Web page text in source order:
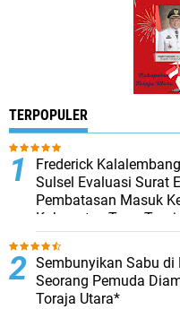
TERPOPULER
Frederick
Sulsel Evaluasi Surat
Pembatasan Masuk
Kabupaten Tana
Sembunyikan Sabu di
Seorang Pemuda
Toraja Utara*